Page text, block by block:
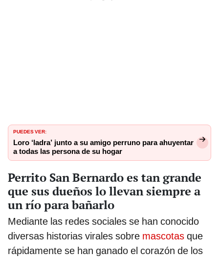
PUEDES VER:
Loro ‘ladra’ junto a su amigo perruno para ahuyentar
a todas las persona de su hogar
Perrito San Bernardo es tan grande
que sus dueños lo llevan siempre a
un río para bañarlo
Mediante las redes sociales se han conocido
diversas historias virales sobre mascotas que
rápidamente se han ganado el corazón de los